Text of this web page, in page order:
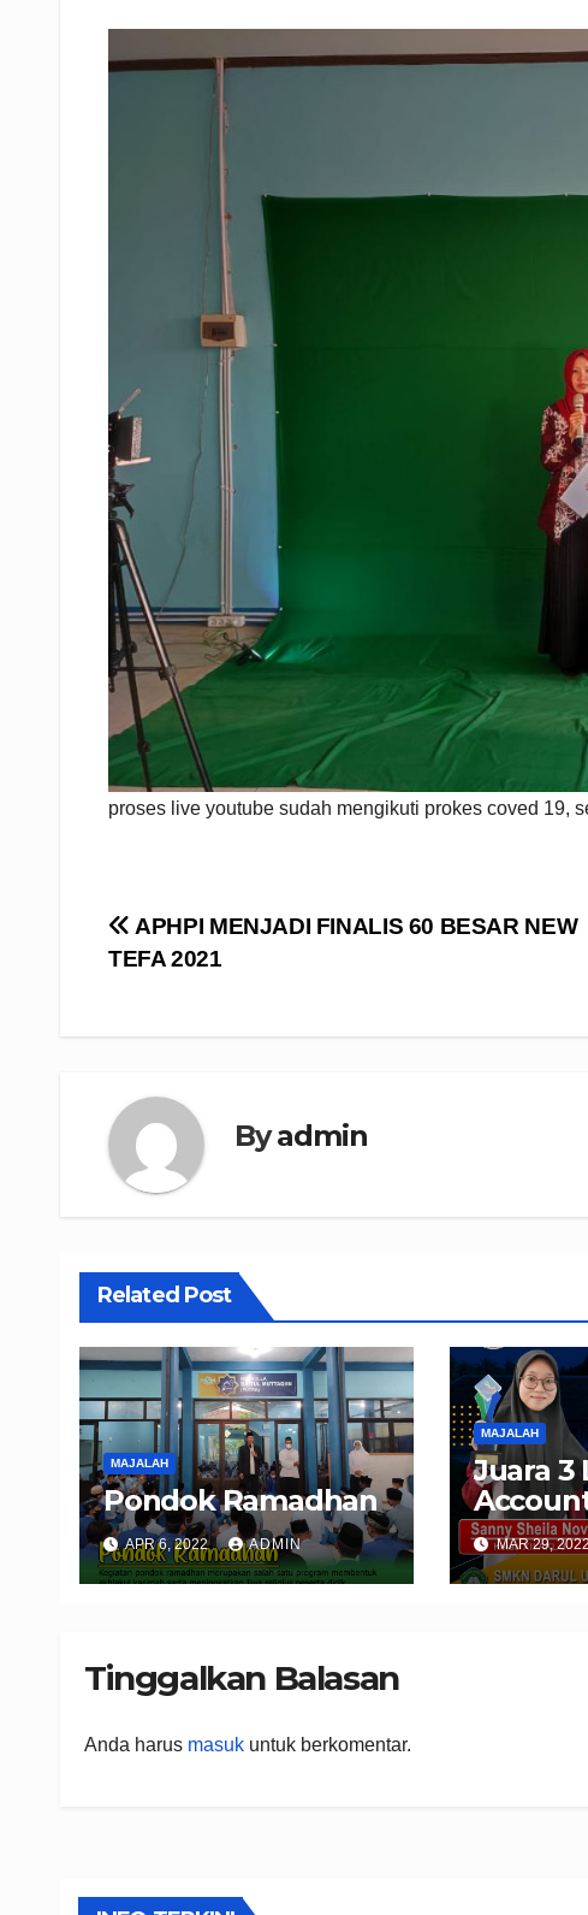
proses live youtube sudah mengikuti prokes coved 19,
Navigasi
APHPI MENJADI FINALIS 60 BESAR NEW
TEFA 2021
Byadmin
Related Post
MAJALAH
Pondok Ramadhan
APR 6, 2022 ADMIN
MAJALAH
Juara 3
MAR 29,
Tinggalkan Balasan
Anda harus masuk untuk berkomentar.